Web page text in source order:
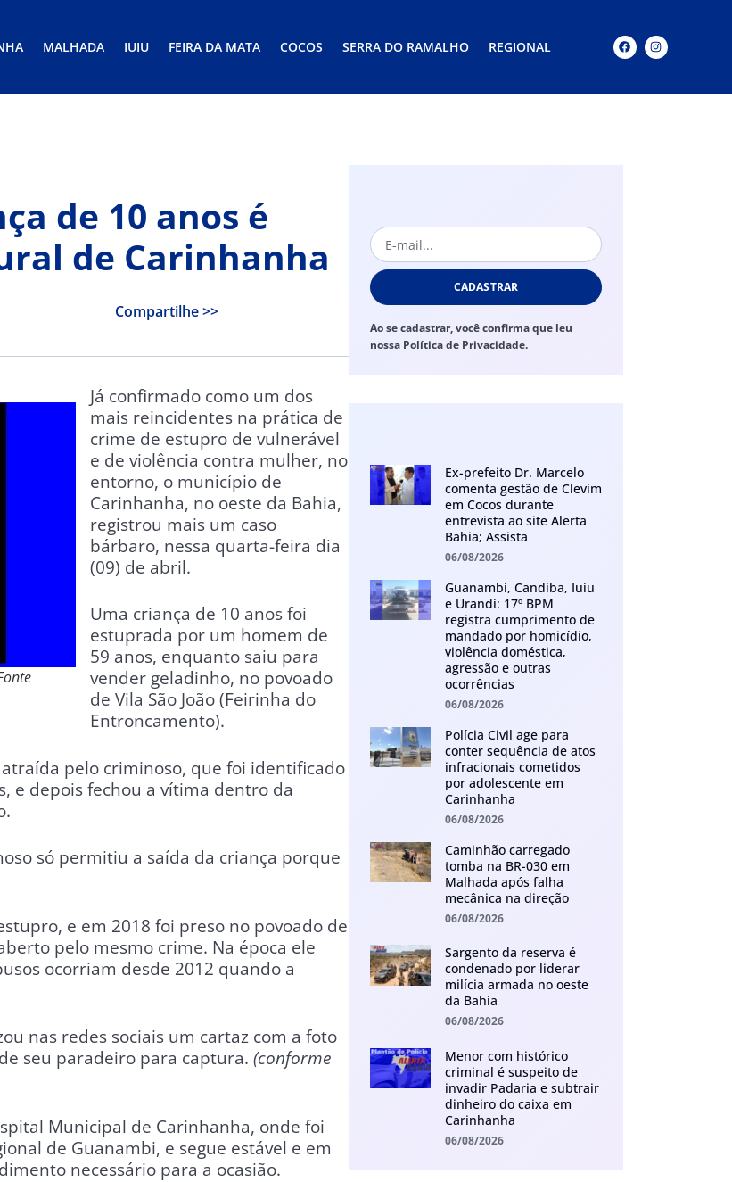
MALHADA IUIU FEIRA DA MATA COCOS SERRA DO RAMALHO REGIONAL
de 10 anos é
de Carinhanha
Compartilhe >>
Já confirmado como um dos
mais reincidentes na prática de
crime de estupro de vulnerável
e de violência contra mulher, no
entorno, o município de
Carinhanha, no oeste da Bahia,
registrou mais um caso
bárbaro, nessa quarta-feira dia
(09) de abril.
Uma criança de 10 anos foi
estuprada por um homem de
59 anos, enquanto saiu para
vender geladinho, no povoado
de Vila São João (Feirinha do
Entroncamento).
pelo criminoso, que foi identificado
e depois fechou a vítima dentro da
só permitiu a saída da criança porque
e em 2018 foi preso no povoado de
pelo mesmo crime. Na época ele
ocorriam desde 2012 quando a
nas redes sociais um cartaz com a foto
seu paradeiro para captura. (conforme
Municipal de Carinhanha, onde foi
de Guanambi, e segue estável e em
necessário para a ocasião.
CADASTRAR
Ao se cadastrar, você confirma que leu
nossa Política de Privacidade.
Ex-prefeito Dr. Marcelo
comenta gestão de Clevim
em Cocos durante
entrevista ao site Alerta
Bahia; Assista
06/08/2026
Guanambi, Candiba, Iuiu
e Urandi: 17º BPM
registra cumprimento de
mandado por homicídio,
violência doméstica,
agressão e outras
ocorrências
06/08/2026
Polícia Civil age para
conter sequência de atos
infracionais cometidos
por adolescente em
Carinhanha
06/08/2026
Caminhão carregado
tomba na BR-030 em
Malhada após falha
mecânica na direção
06/08/2026
Sargento da reserva é
condenado por liderar
milícia armada no oeste
da Bahia
06/08/2026
Menor com histórico
criminal é suspeito de
invadir Padaria e subtrair
dinheiro do caixa em
Carinhanha
06/08/2026